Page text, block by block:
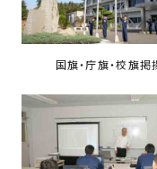
海外海上保安機
関の能力向上
海上保安官の志望者増加・
募集活動
その他
国旗・庁旗・校旗掲